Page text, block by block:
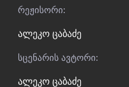
რეჟისორი:
ალეკო ცაბაძე
სცენარის ავტორი:
ალეკო ცაბაძე